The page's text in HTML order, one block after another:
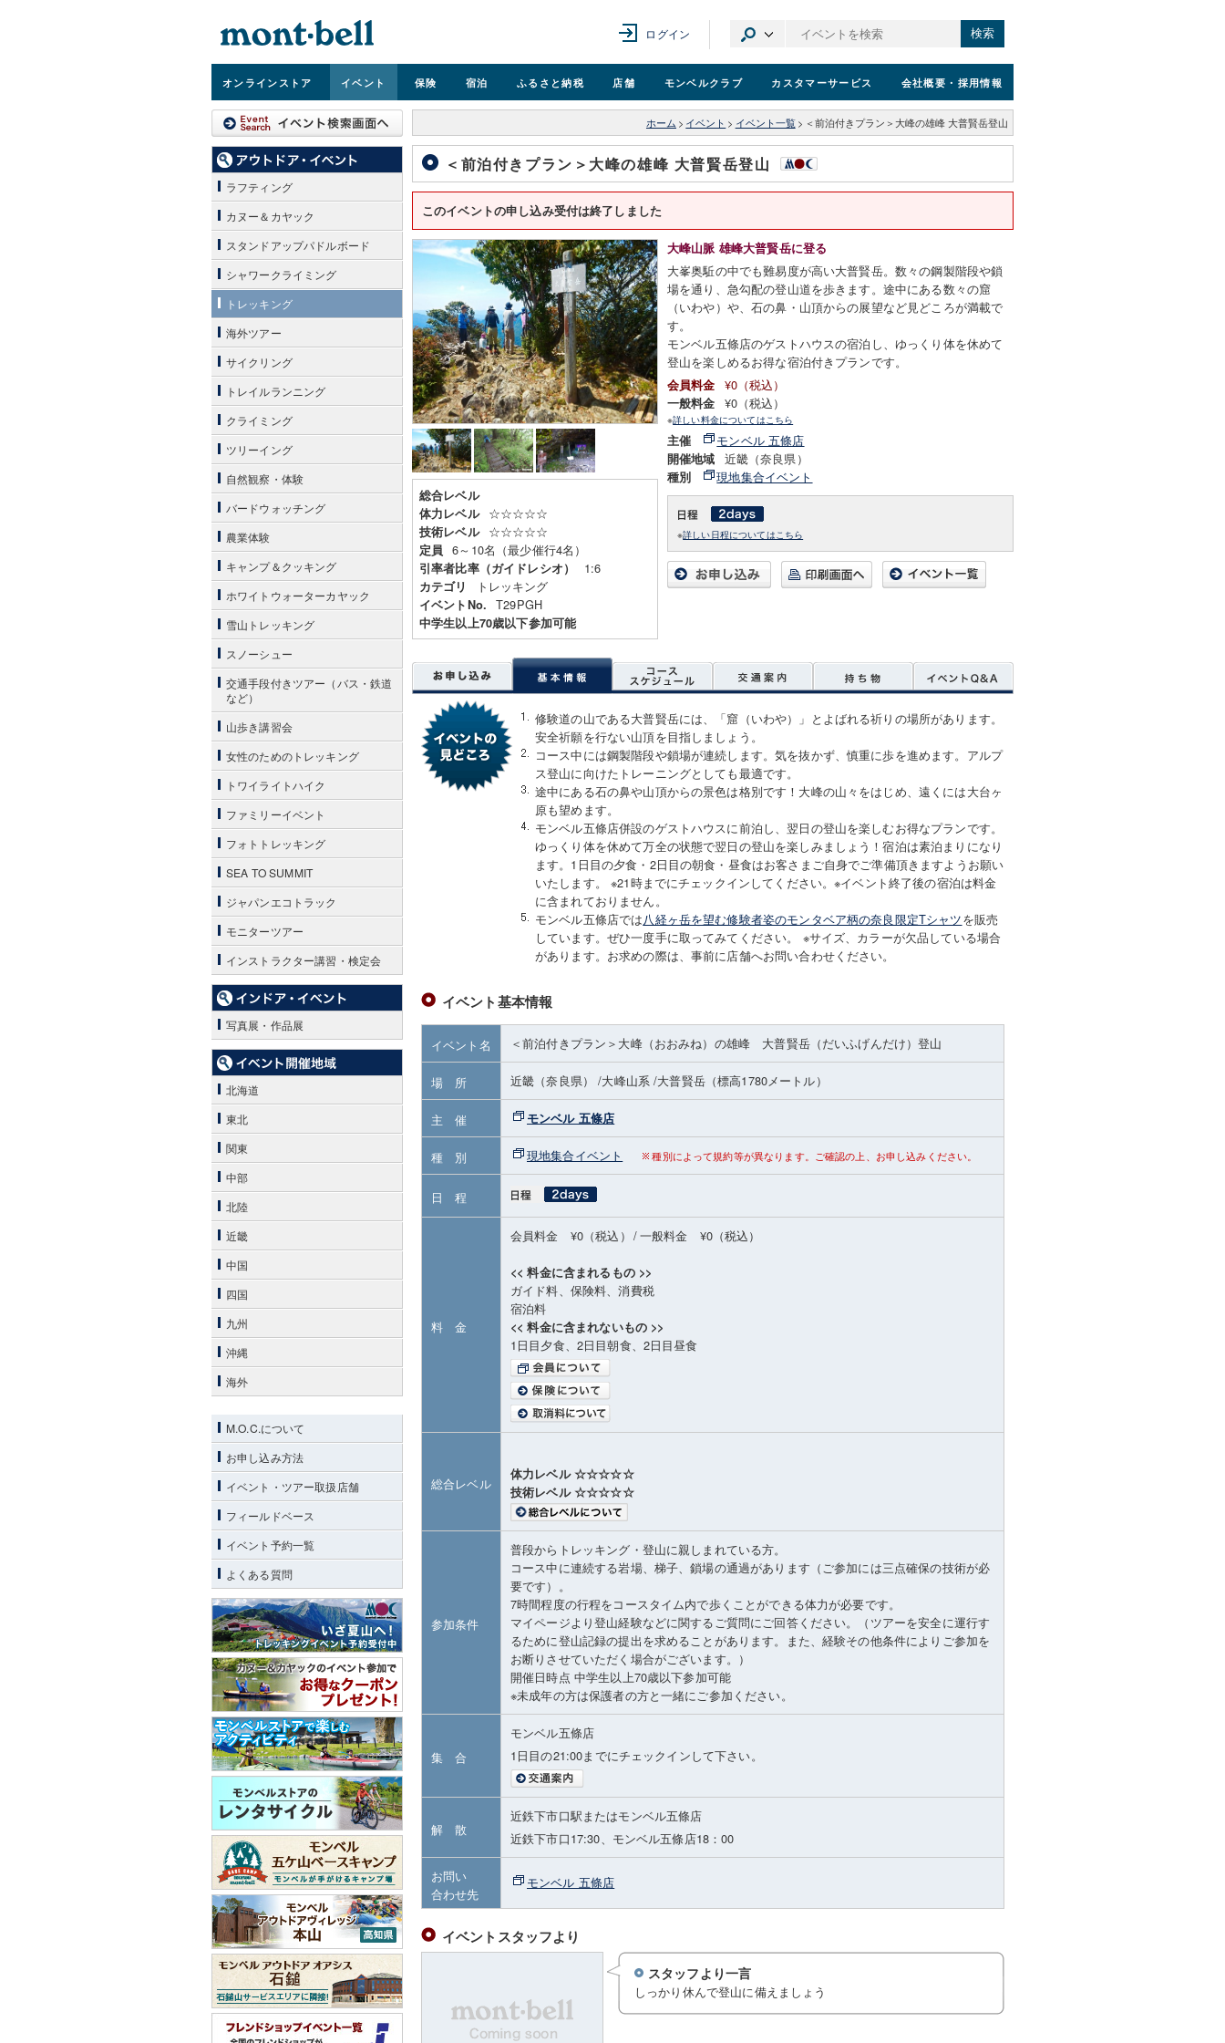
ログイン 検索
オンラインストア イベント 保険 宿泊 ふるさと納税 店舗 モンベルクラブ カスタマーサービス 会社概要 ・採用情報
ホーム > イベント > イベント一覧 > ＜前泊付きプラン＞大峰の雄峰 大普賢岳登山
＜前泊付きプラン＞大峰の雄峰 大普賢岳登山
このイベントの申し込み受付は終了しました
総合レベル
体力レベル
☆☆☆☆☆
技術レベル ☆☆☆☆☆
定員 6～10名（最少催行4名）
引率者比率（ガイドレシオ） 1:6
カテゴリ トレッキング
イベントNo. T29PGH
中学生以上70歳以下参加可能
大峰山脈 雄峰大普賢岳に登る
大峯奥駈の中でも難易度が高い大普賢岳。数々の鋼製階段や鎖
場を通り、急勾配の登山道を歩きます。途中にある数々の窟
（いわや）や、石の鼻・山頂からの展望など見どころが満載で
す。
モンベル五條店のゲストハウスの宿泊し、ゆっくり体を休めて
登山を楽しめるお得な宿泊付きプランです。
会員料金 ¥0（税込）
一般料金 ¥0（税込）
※詳しい料金についてはこちら
主催 モンベル 五條店
開催地域 近畿（奈良県）
種別 現地集合イベント
※詳しい日程についてはこちら
修験道の山である大普賢岳には、「窟（いわや）」とよばれる祈りの場所があります。
安全祈願を行ない山頂を目指しましょう。
コース中には鋼製階段や鎖場が連続します。気を抜かず、慎重に歩を進めます。アルプ
ス登山に向けたトレーニングとしても最適です。
途中にある石の鼻や山頂からの景色は格別です！大峰の山々をはじめ、遠くには大台ヶ
原も望めます。
モンベル五條店併設のゲストハウスに前泊し、翌日の登山を楽しむお得なプランです。
ゆっくり体を休めて万全の状態で翌日の登山を楽しみましょう！宿泊は素泊まりになり
ます。1日目の夕食・2日目の朝食・昼食はお客さまご自身でご準備頂きますようお願い
いたします。 ※21時までにチェックインしてください。※イベント終了後の宿泊は料金
に含まれておりません。
モンベル五條店では八経ヶ岳を望む修験者姿のモンタベア柄の奈良限定Tシャツを販売
しています。ぜひ一度手に取ってみてください。 ※サイズ、カラーが欠品している場合
があります。お求めの際は、事前に店舗へお問い合わせください。
イベント基本情報
イベント名 ＜前泊付きプラン＞大峰（おおみね）の雄峰 大普賢岳（だいふげんだけ）登山
場 所 近畿（奈良県） /大峰山系 /大普賢岳（標高1780メートル）
主 催 モンベル 五條店
種 別 現地集合イベント 種別によって規約等が異なります。ご確認の上、お申し込みください。
日 程
料 金
会員料金 ¥0（税込） /一般料金 ¥0（税込）
<< 料金に含まれるもの >>
ガイド料、保険料、消費税
宿泊料
<< 料金に含まれないもの >>
1日目夕食、2日目朝食、2日目昼食
総合レベル
体力レベル ☆☆☆☆☆
技術レベル ☆☆☆☆☆
参加条件
普段からトレッキング・登山に親しまれている方。
コース中に連続する岩場、梯子、鎖場の通過があります（ご参加には三点確保の技術が必
要です）。
7時間程度の行程をコースタイム内で歩くことができる体力が必要です。
マイページより登山経験などに関するご質問にご回答ください。（ツアーを安全に運行す
るために登山記録の提出を求めることがあります。また、経験その他条件によりご参加を
お断りさせていただく場合がございます。）
開催日時点 中学生以上70歳以下参加可能
※未成年の方は保護者の方と一緒にご参加ください。
集 合
モンベル五條店
1日目の21:00までにチェックインして下さい。
解 散
近鉄下市口駅またはモンベル五條店
近鉄下市口17:30、モンベル五條店18：00
お問い
合わせ先
モンベル 五條店
イベントスタッフより
スタッフより一言
しっかり休んで登山に備えましょう
ラフティング
カヌー＆カヤック
スタンドアップパドルボード
シャワークライミング
トレッキング
海外ツアー
サイクリング
トレイルランニング
クライミング
ツリーイング
自然観察・体験
バードウォッチング
農業体験
キャンプ＆クッキング
ホワイトウォーターカヤック
雪山トレッキング
スノーシュー
交通手段付きツアー（バス・鉄道
など）
山歩き講習会
女性のためのトレッキング
トワイライトハイク
ファミリーイベント
フォトトレッキング
SEA TO SUMMIT
ジャパンエコトラック
モニターツアー
インストラクター講習・検定会
写真展・作品展
北海道
東北
関東
中部
北陸
近畿
中国
四国
九州
沖縄
海外
M.O.C.について
お申し込み方法
イベント・ツアー取扱店舗
フィールドベース
イベント予約一覧
よくある質問